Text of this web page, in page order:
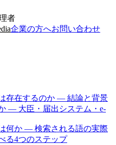
者
企業の方へお問い合わせ
存在するのか — 結論と背景
— 大臣・届出システム・e-
何か — 検索される語の実際
る4つのステップ